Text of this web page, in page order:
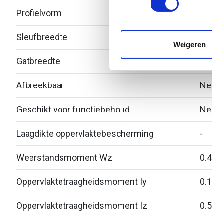
websiteverkeer te
media, adverteren en
Weigeren
Profielvorm
Sleufbreedte
Gatbreedte -
Afbreekbaar
Geschikt voor functiebehoud
Laagdikte oppervlaktebescherming -
Weerstandsmoment Wz
Oppervlaktetraagheidsmoment Iy
Oppervlaktetraagheidsmoment Iz